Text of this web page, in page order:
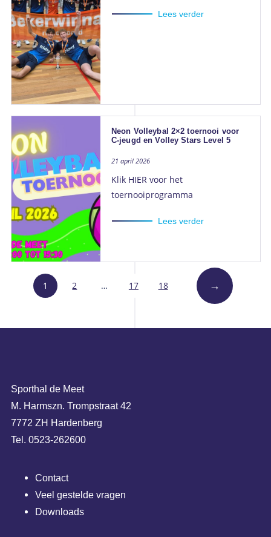
Lees verder
Neon Volleybal 2×2 toernooi voor
C-jeugd en Volley Stars Level 5
21 april 2026
Klik HIER voor het
toernooiprogramma
Lees verder
1 2 … 17 18
Sporthal de Meet
M. Harmszn. Trompstraat 42
7772 ZH Hardenberg
Tel. 0523-262600
Contact
Veel gestelde vragen
Downloads